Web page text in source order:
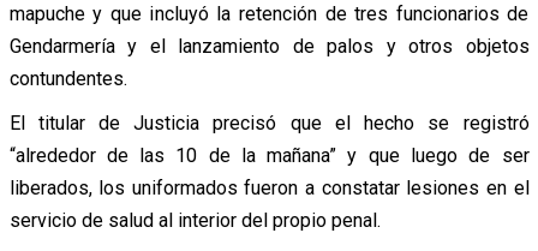
mapuche y que incluyó la retención de tres funcionarios de
Gendarmería y el lanzamiento de palos y otros objetos
contundentes.
El titular de Justicia precisó que el hecho se registró
“alrededor de las 10 de la mañana” y que luego de ser
liberados, los uniformados fueron a constatar lesiones en el
servicio de salud al interior del propio penal.